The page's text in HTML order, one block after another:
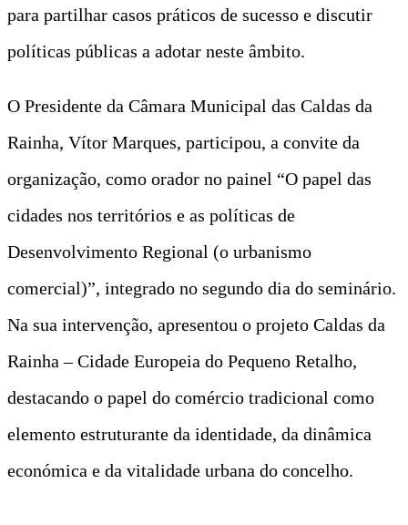
para partilhar casos práticos de sucesso e discutir
políticas públicas a adotar neste âmbito.
O Presidente da Câmara Municipal das Caldas da
Rainha, Vítor Marques, participou, a convite da
organização, como orador no painel “O papel das
cidades nos territórios e as políticas de
Desenvolvimento Regional (o urbanismo
comercial)”, integrado no segundo dia do seminário.
Na sua intervenção, apresentou o projeto Caldas da
Rainha – Cidade Europeia do Pequeno Retalho,
destacando o papel do comércio tradicional como
elemento estruturante da identidade, da dinâmica
económica e da vitalidade urbana do concelho.